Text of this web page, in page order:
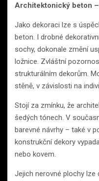
Architektonický beton
Jako dekoraci lze s
beton. I drobné
sochy, dokonale změní
ložnice. Zvláštní
strukturálním dekorům.
stěně, v závislosti na
Stojí za zmínku, že
šedých tónech. V
barevné návrhy – také v
konstrukční dekory
nebo kovem.
Jejich nerovné plochy lze